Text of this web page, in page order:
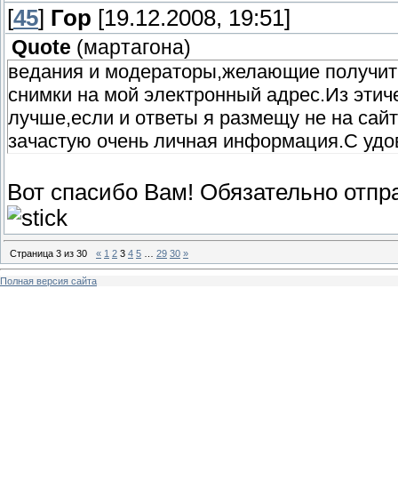
[45] Гор [19.12.2008, 19:51]
Quote (мартагона)
ведания и модераторы,желающие
снимки на мой электронный адрес.Из
лучше,если и ответы я размещу не на
зачастую очень личная информация.С
Вот спасибо Вам! Обязательно
Страница 3 из 30 « 1 2 3 4 5 29 30 »
Полная версия сайта